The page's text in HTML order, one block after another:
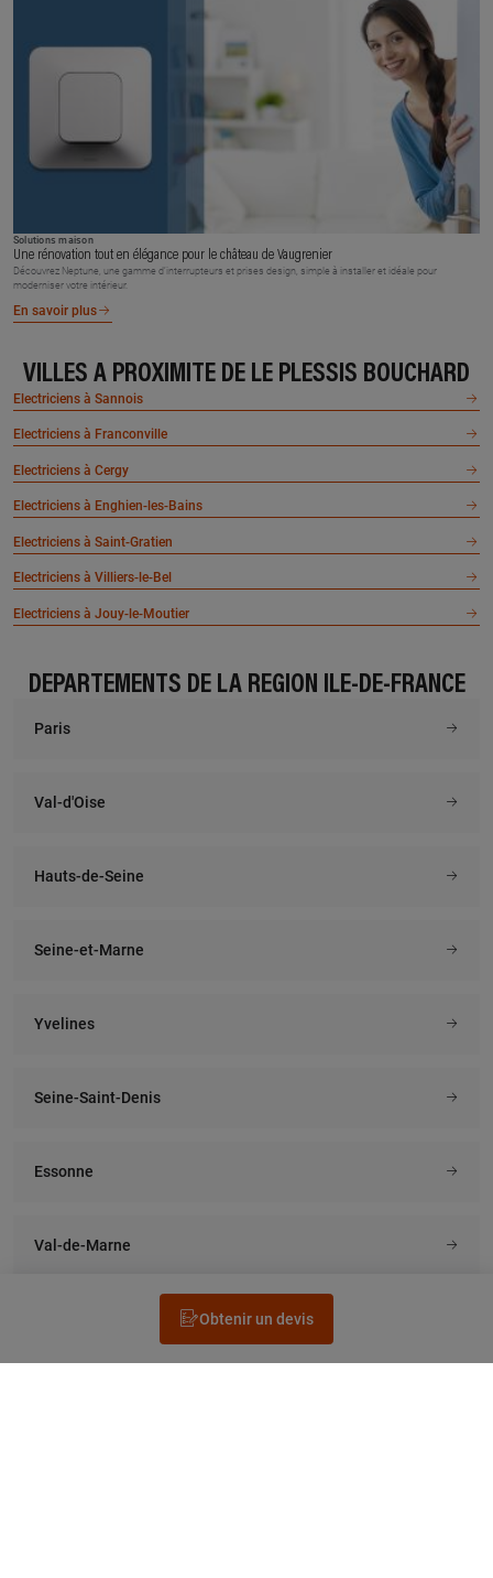
Obtenir un devis
Solutions maison
Une rénovation tout en élégance pour le château de Vaugrenier
Découvrez Neptune, une gamme d’interrupteurs et prises design, simple à installer et idéale pour
moderniser votre intérieur.
En savoir plus
VILLES À PROXIMITÉ DE LE PLESSIS BOUCHARD
Electriciens à Sannois
Electriciens à Franconville
Electriciens à Cergy
Electriciens à Enghien-les-Bains
Electriciens à Saint-Gratien
Electriciens à Villiers-le-Bel
Electriciens à Jouy-le-Moutier
DÉPARTEMENTS DE LA RÉGION ÎLE-DE-FRANCE
Paris
Val-d'Oise
Hauts-de-Seine
Seine-et-Marne
Yvelines
Seine-Saint-Denis
Essonne
Val-de-Marne